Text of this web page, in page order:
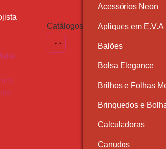
Catálogos
Acessórios Neon
Apliques em E.V.A
Balões
Bolsa Elegance
Brilhos e Folhas
Brinquedos e
Calculadoras
Canudos